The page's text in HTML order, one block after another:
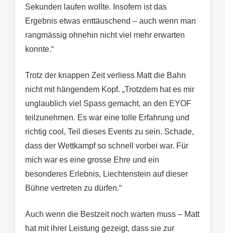
Sekunden laufen wollte. Insofern ist das
Ergebnis etwas enttäuschend – auch wenn man
rangmässig ohnehin nicht viel mehr erwarten
konnte.“
Trotz der knappen Zeit verliess Matt die Bahn
nicht mit hängendem Kopf. „Trotzdem hat es mir
unglaublich viel Spass gemacht, an den EYOF
teilzunehmen. Es war eine tolle Erfahrung und
richtig cool, Teil dieses Events zu sein. Schade,
dass der Wettkampf so schnell vorbei war. Für
mich war es eine grosse Ehre und ein
besonderes Erlebnis, Liechtenstein auf dieser
Bühne vertreten zu dürfen.“
Auch wenn die Bestzeit noch warten muss – Matt
hat mit ihrer Leistung gezeigt, dass sie zur